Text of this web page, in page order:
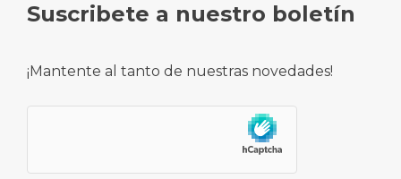
Suscribete a nuestro boletín
¡Mantente al tanto de nuestras novedades!